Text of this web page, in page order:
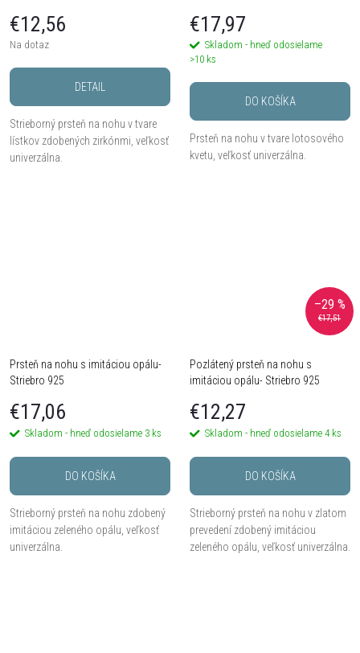
€12,56
Na dotaz
DETAIL
Strieborný prsteň na nohu v tvare
lístkov zdobených zirkónmi, veľkosť
univerzálna.
€17,97
Skladom - hneď odosielame
>10 ks
DO KOŠÍKA
Prsteň na nohu v tvare lotosového
kvetu, veľkosť univerzálna.
Prsteň na nohu s imitáciou opálu-
Striebro 925
€17,06
Skladom - hneď odosielame 3 ks
DO KOŠÍKA
Strieborný prsteň na nohu zdobený
imitáciou zeleného opálu, veľkosť
univerzálna.
€17,51
–29 %
Pozlátený prsteň na nohu s
imitáciou opálu- Striebro 925
€12,27
Skladom - hneď odosielame 4 ks
DO KOŠÍKA
Strieborný prsteň na nohu v zlatom
prevedení zdobený imitáciou
zeleného opálu, veľkosť univerzálna.